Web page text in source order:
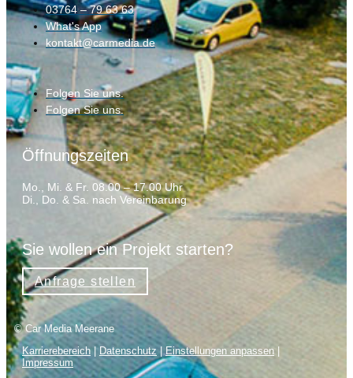
03764 – 79 63 63
What's App
kontakt@carmedia.de
Folgen Sie uns.
Folgen Sie uns.
Öffnungszeiten
Mo., Mi. & Fr. 08.00 – 17.00 Uhr
Di., Do. & Sa. nach Vereinbarung
Sie wollen ein Projekt starten?
Anfrage stellen
© Car Media Meerane
Karrierebereich | Datenschutz | Einstellungen anpassen |
Impressum